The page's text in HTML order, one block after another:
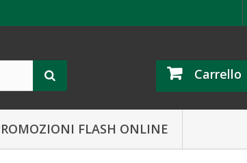
Carrello
FLASH ONLINE